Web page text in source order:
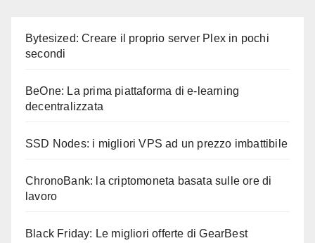
Bytesized: Creare il proprio server Plex in pochi
secondi
BeOne: La prima piattaforma di e-learning
decentralizzata
SSD Nodes: i migliori VPS ad un prezzo imbattibile
ChronoBank: la criptomoneta basata sulle ore di
lavoro
Black Friday: Le migliori offerte di GearBest